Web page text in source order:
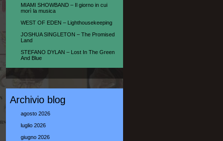
MIAMI SHOWBAND – Il giorno in cui
morì la musica
WEST OF EDEN – Lighthousekeeping
JOSHUA SINGLETON – The Promised
Land
STEFANO DYLAN – Lost In The Green
And Blue
Archivio blog
agosto 2026
luglio 2026
giugno 2026